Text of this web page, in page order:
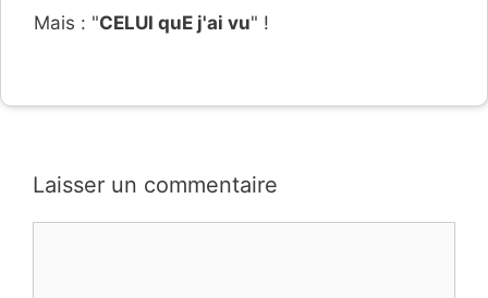
Mais : "CELUI quE j'ai vu" !
Laisser un commentaire